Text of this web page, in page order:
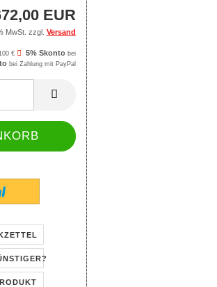
EUR
MwSt. zzgl. Versand
€ 5% Skonto bei
bei Zahlung mit PayPal